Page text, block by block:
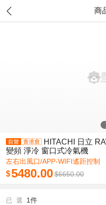
商
HITACHI 日立
變頻 淨冷 窗口式冷氣機
左右出風口/APP-WIFI遙距控制
$5480.00$6650.00
已 選 1件